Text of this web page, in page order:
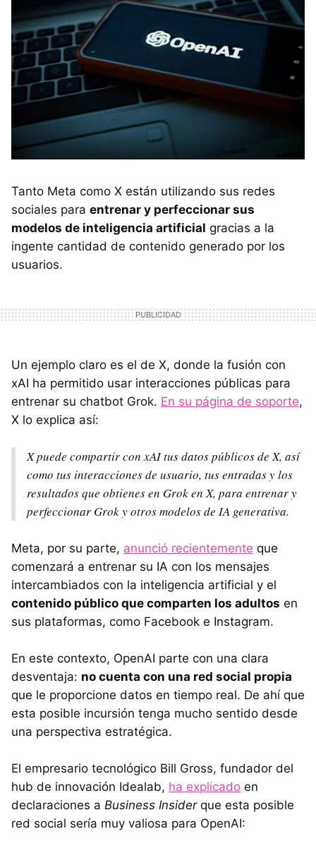
Tanto Meta como X están utilizando sus redes
sociales para entrenar y perfeccionar sus
modelos de inteligencia artificial gracias a la
ingente cantidad de contenido generado por los
usuarios.
Un ejemplo claro es el de X, donde la fusión con
xAI ha permitido usar interacciones públicas para
entrenar su chatbot Grok. En su página de soporte,
X lo explica así:
X puede compartir con xAI tus datos públicos de X, así
como tus interacciones de usuario, tus entradas y los
resultados que obtienes en Grok en X, para entrenar y
perfeccionar Grok y otros modelos de IA generativa.
Meta, por su parte, anunció recientemente que
comenzará a entrenar su IA con los mensajes
intercambiados con la inteligencia artificial y el
contenido público que comparten los adultos en
sus plataformas, como Facebook e Instagram.
En este contexto, OpenAI parte con una clara
desventaja: no cuenta con una red social propia
que le proporcione datos en tiempo real. De ahí que
esta posible incursión tenga mucho sentido desde
una perspectiva estratégica.
El empresario tecnológico Bill Gross, fundador del
hub de innovación Idealab, ha explicado en
declaraciones a Business Insiderque esta posible
red social sería muy valiosa para OpenAI: